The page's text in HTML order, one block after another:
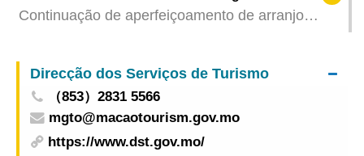
Internacional de Fogo-de-Artifício de Macau
Continuação de aperfeiçoamento de arranjo
Direcção dos Serviços de Turismo
（853）2831 5566
mgto@macaotourism.gov.mo
https://www.dst.gov.mo/